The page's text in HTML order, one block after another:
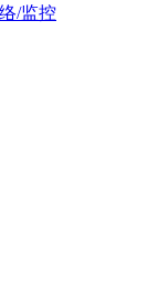
/监控